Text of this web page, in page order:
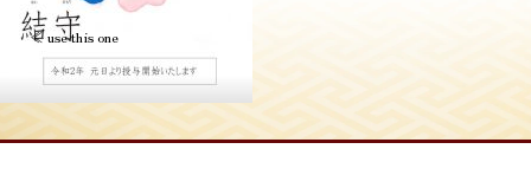
投
稿
ナ
ビ
≪use this one